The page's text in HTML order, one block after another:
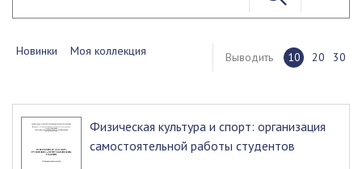
Новинки Моя коллекция Выводить 10 20 30
Физическая культура и спорт: организация
самостоятельной работы студентов